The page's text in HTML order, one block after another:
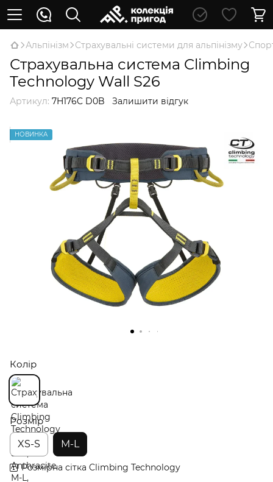
Альпінізм Страхувальні системи для альпінізму
Страхувальна система Climbing
Technology Wall S26
Артикул: 7H176C D0B Залишити відгук
НОВИНКА
Колір
Розмір
XS-S
M-L
Розмірна сітка Climbing Technology